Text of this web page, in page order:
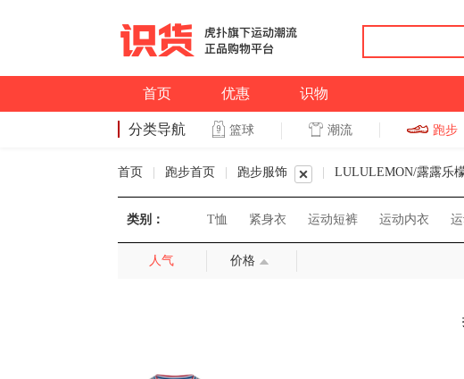
首页 优惠 识物
分类导航 篮球 潮流 跑步
首页 跑步首页 跑步服饰 LULULEMON/露露乐
类别： T恤 紧身衣 运动短裤 运动内衣
人气 价格